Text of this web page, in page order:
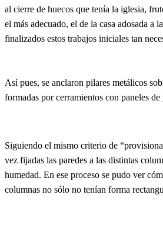
al cierre de huecos que tenía la iglesia,
el más adecuado, el de la casa adosada
finalizados estos trabajos iniciales tan
Asípues, se anclaron pilares metálicos
formadas por cerramientos con paneles de
Siguiendo el mismo criterio de
vez fijadas las paredes a las distintas
humedad. En ese proceso se pudo ver
columnas no sólo no tenían forma